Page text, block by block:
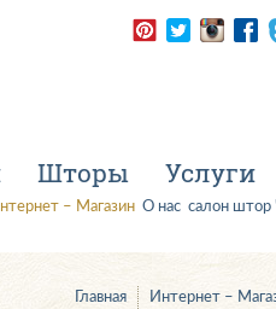
Шторы Услуги
– Магазин О нас салон штор
Главная Интернет –